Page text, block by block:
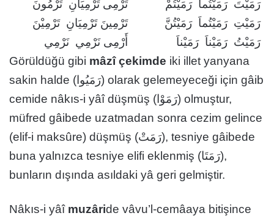
تَرْمِى تَرْمِيَانِ تَرْمُونَ
رَمَيْتَ رَمَيْتُماَ رَمَيْتُمْ
تَرْمِينَ تَرْمِيَانِ تَرْمِيْنَ
رَمَيْتِ رَمَيْتُماَ رَمَيْتُنَّ
أَرْمِى نَرْمِي نَرْمِي
رَمَيْتُ رَمَيْناَ رَمَيْناَ
Görüldüğü gibi mâzî çekimde iki illet yanyana
sakin halde (رَمَيُوا) olarak gelemeyeceği için gâib
cemide nâkıs-i yâî düşmüş (رَمَوْا) olmuştur,
müfred gâibede uzatmadan sonra cezim gelince
(elif-i maksûre) düşmüş (رَمَتْ), tesniye gâibede
buna yalnızca tesniye elifi eklenmiş (رَمَتَا),
bunların dışında asıldaki yâ geri gelmiştir.
Nâkıs-i yâî muzâride vâvu’l-cemâaya bitişince